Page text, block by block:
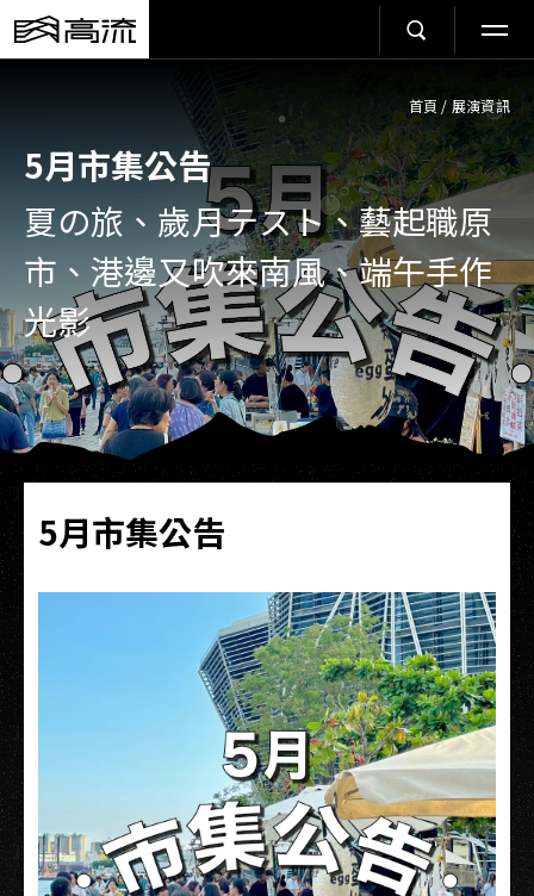
首頁 / 展演資訊
5月市集公告
夏の旅、歲月テスト、藝起職原
市、港邊又吹來南風、端午手作
光影
5月市集公告